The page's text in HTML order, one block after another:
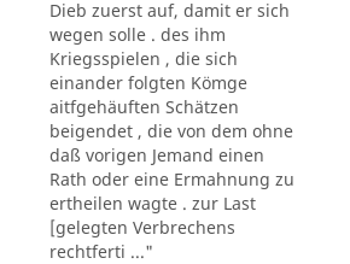
Dieb zuerst auf, damit er sich
wegen solle . des ihm
Kriegsspielen , die sich
einander folgten Kömge
aitfgehäuften Schätzen
beigendet , die von dem ohne
daß vorigen Jemand einen
Rath oder eine Ermahnung zu
ertheilen wagte . zur Last
[gelegten Verbrechens
rechtferti ..."